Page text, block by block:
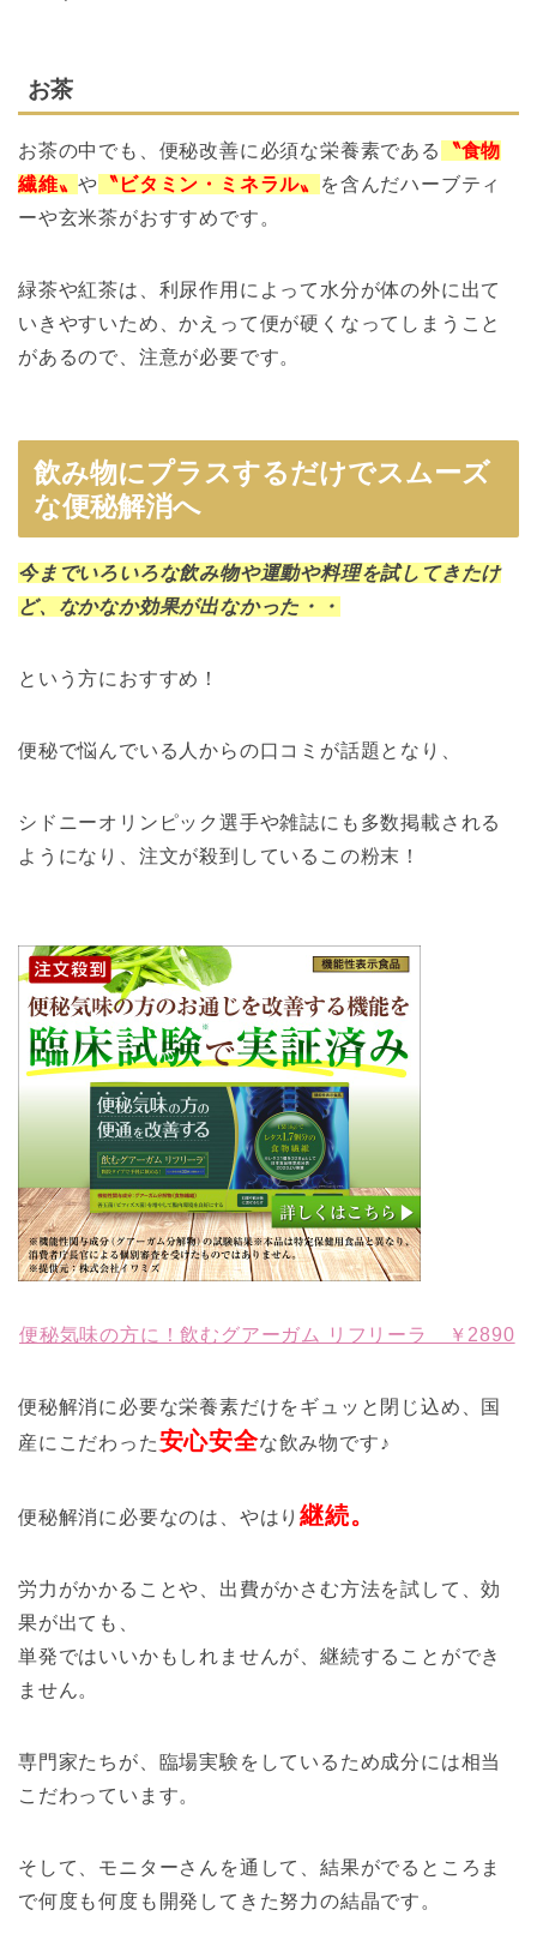
お茶
お茶の中でも、便秘改善に必須な栄養素である
〝食物
繊維〟や 〝ビタミン・ミネラル〟
を含んだハーブティ
ーや玄米茶がおすすめです。
緑茶や紅茶は、利尿作用によって水分が体の外に出て
いきやすいため、かえって便が硬くなってしまうこと
があるので、注意が必要です。
飲み物にプラスするだけでスムーズ
な便秘解消へ
今までいろいろな飲み物や運動や料理を試してきたけ
ど、なかなか効果が出なかった・・
という方におすすめ！
便秘で悩んでいる人からの口コミが話題となり、
シドニーオリンピック選手や雑誌にも多数掲載される
ようになり、注文が殺到しているこの粉末！
便秘気味の方に！飲むグアーガム リフリーラ ￥2890
便秘解消に必要な栄養素だけをギュッと閉じ込め、国
産にこだわった安心安全な飲み物です♪
便秘解消に必要なのは、やはり継続。
労力がかかることや、出費がかさむ方法を試して、効
果が出ても、
単発ではいいかもしれませんが、継続することができ
ません。
専門家たちが、臨場実験をしているため成分には相当
こだわっています。
そして、モニターさんを通して、結果がでるところま
で何度も何度も開発してきた努力の結晶です。